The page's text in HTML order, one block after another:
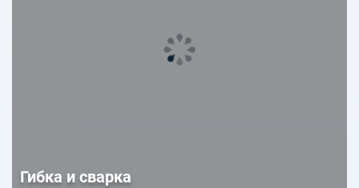
Гибка и сварка